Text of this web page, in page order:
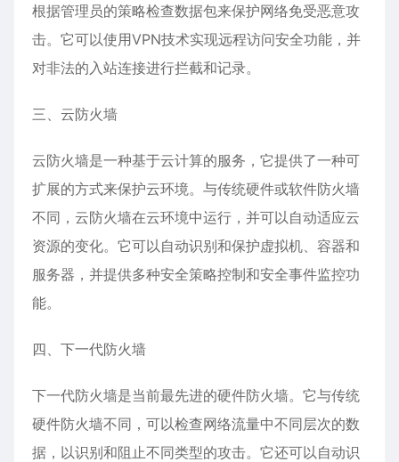
根据管理员的策略检查数据包来保护网络免受恶意攻
击。它可以使用VPN技术实现远程访问安全功能，并
对非法的入站连接进行拦截和记录。
三、云防火墙
云防火墙是一种基于云计算的服务，它提供了一种可
扩展的方式来保护云环境。与传统硬件或软件防火墙
不同，云防火墙在云环境中运行，并可以自动适应云
资源的变化。它可以自动识别和保护虚拟机、容器和
服务器，并提供多种安全策略控制和安全事件监控功
能。
四、下一代防火墙
下一代防火墙是当前最先进的硬件防火墙。它与传统
硬件防火墙不同，可以检查网络流量中不同层次的数
据，以识别和阻止不同类型的攻击。它还可以自动识